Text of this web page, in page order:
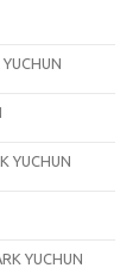
YUCHUN
YUCHUN